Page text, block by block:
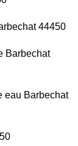
44450
Barbechat
eau Barbechat